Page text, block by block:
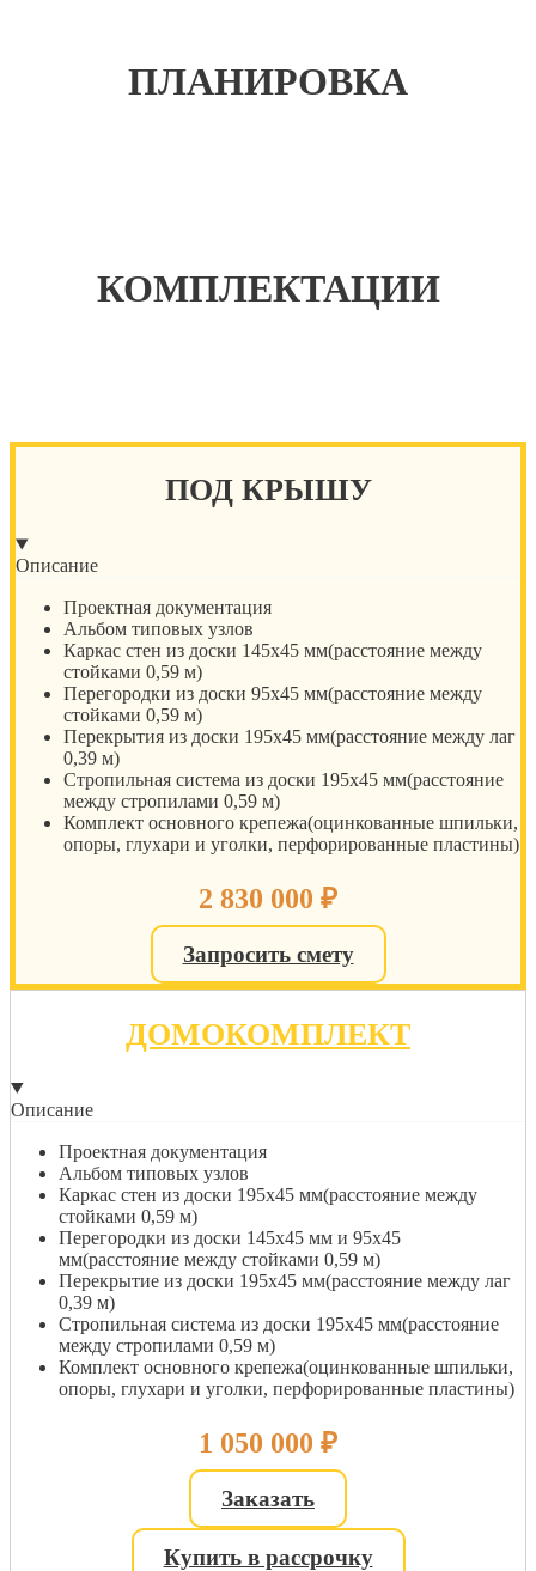
ПЛАНИРОВКА
КОМПЛЕКТАЦИИ
ПОД КРЫШУ
Описание
Проектная документация
Альбом типовых узлов
Каркас стен из доски 145х45 мм(расстояние между
стойками 0,59 м)
Перегородки из доски 95х45 мм(расстояние между
стойками 0,59 м)
Перекрытия из доски 195х45 мм(расстояние между лаг
0,39 м)
Стропильная система из доски 195х45 мм(расстояние
между стропилами 0,59 м)
Комплект основного крепежа(оцинкованные шпильки,
опоры, глухари и уголки, перфорированные пластины)
2 830 000 ₽
Запросить смету
ДОМОКОМПЛЕКТ
Описание
Проектная документация
Альбом типовых узлов
Каркас стен из доски 195х45 мм(расстояние между
стойками 0,59 м)
Перегородки из доски 145х45 мм и 95х45
мм(расстояние между стойками 0,59 м)
Перекрытие из доски 195х45 мм(расстояние между лаг
0,39 м)
Стропильная система из доски 195х45 мм(расстояние
между стропилами 0,59 м)
Комплект основного крепежа(оцинкованные шпильки,
опоры, глухари и уголки, перфорированные пластины)
1 050 000 ₽
Заказать
Купить в рассрочку